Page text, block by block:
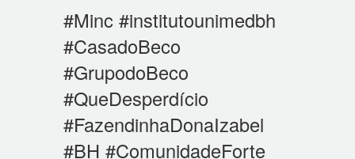
#Minc #institutounimedbh
#CasadoBeco
#GrupodoBeco
#QueDesperdício
#FazendinhaDonaIzabel
#BH #ComunidadeForte